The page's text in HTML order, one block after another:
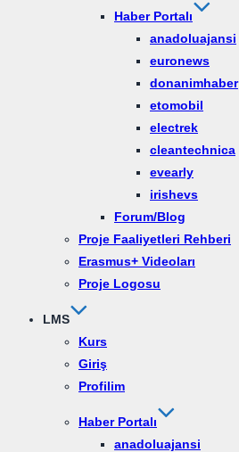
Haber Portalı
anadoluajansi
euronews
donanimhaber
etomobil
electrek
cleantechnica
evearly
irishevs
Forum/Blog
Proje Faaliyetleri Rehberi
Erasmus+ Videoları
Proje Logosu
LMS
Kurs
Giriş
Profilim
Haber Portalı
anadoluajansi